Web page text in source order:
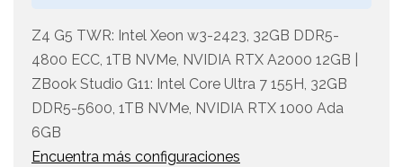
Z4 G5 TWR: Intel Xeon w3-2423, 32GB DDR5-
4800 ECC, 1TB NVMe, NVIDIA RTX A2000 12GB |
ZBook Studio G11: Intel Core Ultra 7 155H, 32GB
DDR5-5600, 1TB NVMe, NVIDIA RTX 1000 Ada
6GB
Encuentra más configuraciones